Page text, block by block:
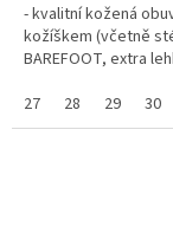
- kvalitní kožená
kožíškem (včetně
BAREFOOT, extra
27
28 29 30